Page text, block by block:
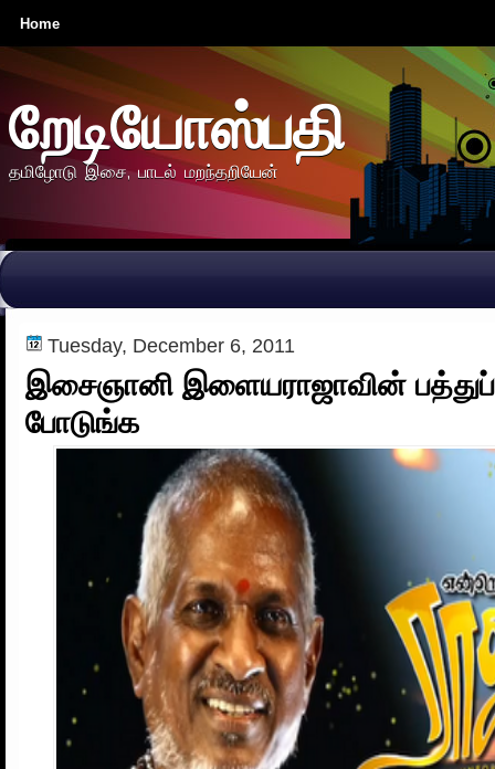
Home
றேடியோஸ்பதி
தமிழோடு இசை, பாடல் மறந்தறியேன்
Tuesday, December 6, 2011
இசைஞானி இளையராஜாவின் பத்துப்
போடுங்க